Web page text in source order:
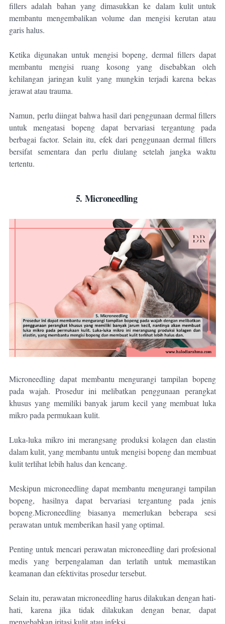
fillers adalah bahan yang dimasukkan ke dalam kulit untuk
membantu mengembalikan volume dan mengisi kerutan atau
garis halus.
Ketika digunakan untuk mengisi bopeng, dermal fillers dapat
membantu mengisi ruang kosong yang disebabkan oleh
kehilangan jaringan kulit yang mungkin terjadi karena bekas
jerawat atau trauma.
Namun, perlu diingat bahwa hasil dari penggunaan dermal fillers
untuk mengatasi bopeng dapat bervariasi tergantung pada
berbagai factor. Selain itu, efek dari penggunaan dermal fillers
bersifat sementara dan perlu diulang setelah jangka waktu
tertentu.
5. Microneedling
Microneedling dapat membantu mengurangi tampilan bopeng
pada wajah. Prosedur ini melibatkan penggunaan perangkat
khusus yang memiliki banyak jarum kecil yang membuat luka
mikro pada permukaan kulit.
Luka-luka mikro ini merangsang produksi kolagen dan elastin
dalam kulit, yang membantu untuk mengisi bopeng dan membuat
kulit terlihat lebih halus dan kencang.
Meskipun microneedling dapat membantu mengurangi tampilan
bopeng, hasilnya dapat bervariasi tergantung pada jenis
bopeng.Microneedling biasanya memerlukan beberapa sesi
perawatan untuk memberikan hasil yang optimal.
Penting untuk mencari perawatan microneedling dari profesional
medis yang berpengalaman dan terlatih untuk memastikan
keamanan dan efektivitas prosedur tersebut.
Selain itu, perawatan microneedling harus dilakukan dengan hati-
hati, karena jika tidak dilakukan dengan benar, dapat
menyebabkan iritasi kulit atau infeksi.